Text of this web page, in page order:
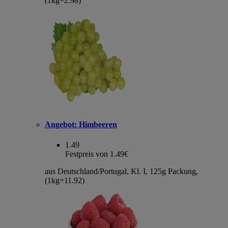
Angebot: Himbeeren
1.49
Festpreis von 1.49€
aus Deutschland/Portugal, Kl. I, 125g Packung,
(1kg=11.92)